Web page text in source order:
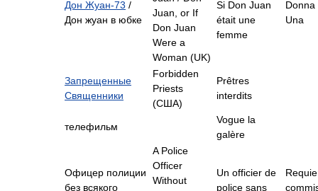
Дон Жуан-73 /
Дон жуан в юбке
Juan, or If
Don Juan
Were a
Woman (UK)
Si Don Juan
était une
femme
Una
Запрещенные
Священники
Forbidden
Priests
(США)
Prêtres
interdits
телефильм
Vogue la
galère
Офицер полиции
без всякого
A Police
Officer
Without
Un officier de
police sans